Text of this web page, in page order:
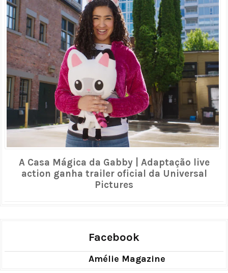
A Casa Mágica da Gabby | Adaptação live
action ganha trailer oficial da Universal
Pictures
Facebook
Amélie Magazine